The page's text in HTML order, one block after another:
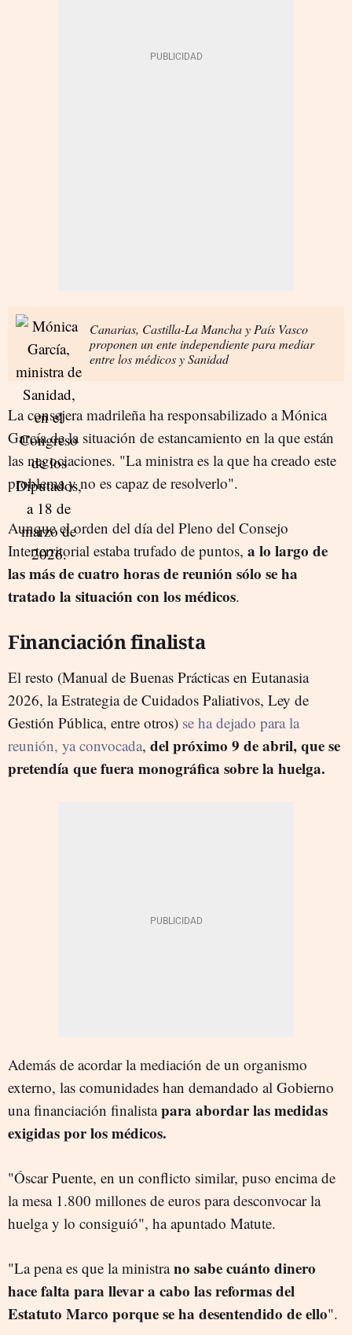
Canarias, Castilla-La Mancha y País Vasco
proponen un ente independiente para mediar
entre los médicos y Sanidad
La consejera madrileña ha responsabilizado a Mónica
García de la situación de estancamiento en la que están
las negociaciones. "La ministra es la que ha creado este
problema y no es capaz de resolverlo".
Aunque el orden del día del Pleno del Consejo
Interterritorial estaba trufado de puntos, a lo largo de
las más de cuatro horas de reunión sólo se ha
tratado la situación con los médicos.
Financiación finalista
El resto (Manual de Buenas Prácticas en Eutanasia
2026, la Estrategia de Cuidados Paliativos, Ley de
Gestión Pública, entre otros) se ha dejado para la
reunión, ya convocada, del próximo 9 de abril, que se
pretendía que fuera monográfica sobre la huelga.
Además de acordar la mediación de un organismo
externo, las comunidades han demandado al Gobierno
una financiación finalistapara abordar las medidas
exigidas por los médicos.
"Óscar Puente, en un conflicto similar, puso encima de
la mesa 1.800 millones de euros para desconvocar la
huelga y lo consiguió", ha apuntado Matute.
"La pena es que la ministrano sabe cuánto dinero
hace falta para llevar a cabo las reformas del
Estatuto Marco porque se ha desentendido de ello".